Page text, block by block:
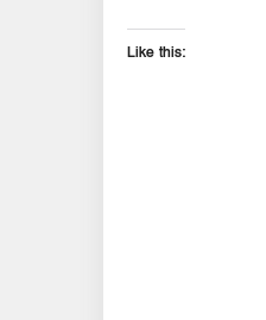
Like this: